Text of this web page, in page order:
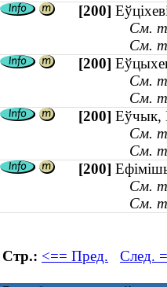
[200]
См.
См.
[200]
См.
См.
[200] Еўчык,
См.
См.
[200]
См.
См.
Стр.: <== Пред. След.